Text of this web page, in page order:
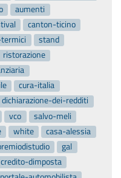
aumenti
canton-ticino
stand
ristorazione
cura-italia
dichiarazione-dei-redditi
vco
salvo-meli
white
casa-alessia
gal
credito-dimposta